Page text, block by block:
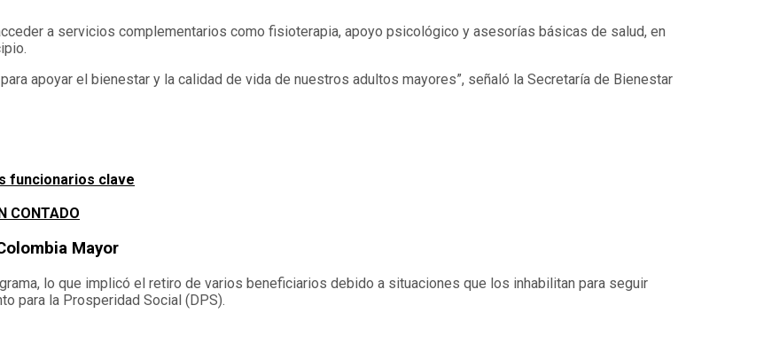
a servicios complementarios como fisioterapia, apoyo psicológico y asesorías básicas de salud, en
apoyar el bienestar y la calidad de vida de nuestros adultos mayores”, señaló la Secretaría de Bienestar
funcionarios clave
CONTADO
Mayor
lo que implicó el retiro de varios beneficiarios debido a situaciones que los inhabilitan para seguir
para la Prosperidad Social (DPS).